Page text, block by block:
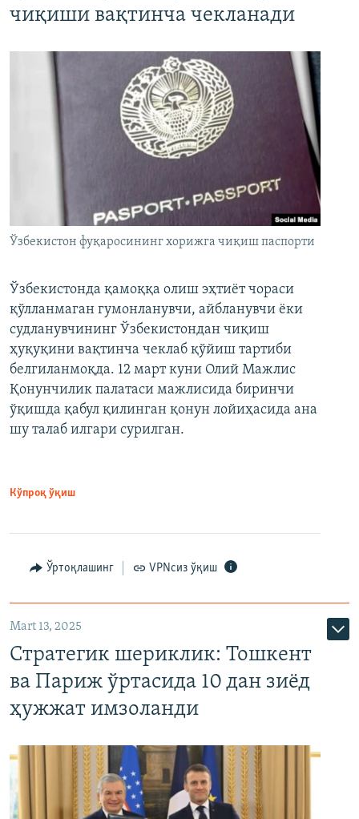
чиқиши вақтинча чекланади
Ўзбекистон фуқаросининг хорижга чиқиш паспорти
Ўзбекистонда қамоққа олиш эҳтиёт чораси
қўлланмаган гумонланувчи, айбланувчи ёки
судланувчининг Ўзбекистондан чиқиш
ҳуқуқини вақтинча чеклаб қўйиш тартиби
белгиланмоқда. 12 март куни Олий Мажлис
Қонунчилик палатаси мажлисида биринчи
ўқишда қабул қилинган қонун лойиҳасида ана
шу талаб илгари сурилган.
Кўпроқ ўқиш
Ўртоқлашинг VPNсиз ўқиш
Mart 13, 2025
Стратегик шериклик: Тошкент
ва Париж ўртасида 10 дан зиёд
ҳужжат имзоланди